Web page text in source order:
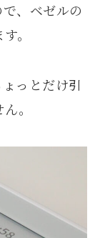
、ベゼルの
。
っとだけ引
。